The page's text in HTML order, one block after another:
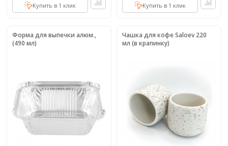
Купить в 1 клик Купить в 1 клик
Форма для выпечки алюм.,
(490 мл)
Чашка для кофе Saloev 220
мл (в крапинку)